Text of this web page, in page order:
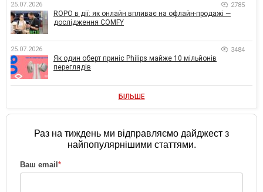
25.07.2026 2785
ROPO в дії: як онлайн впливає на офлайн-продажі —
дослідження COMFY
25.07.2026 3484
Як один оберт приніс Philips майже 10 мільйонів
переглядів
БІЛЬШЕ
Раз на тиждень ми відправляємо дайджест з
найпопулярнішими статтями.
Ваш email *